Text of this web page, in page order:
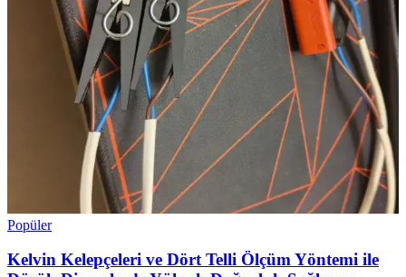
Popüler
Kelvin Kelepçeleri ve Dört Telli Ölçüm Yöntemi ile